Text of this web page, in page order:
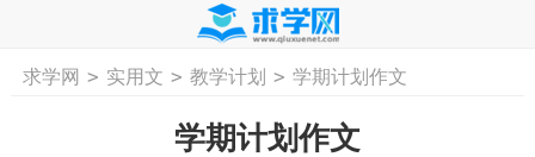
首页 工作计划 活动计划 学习计划
求学网 > 实用文 > 教学计划 > 学期计划作文
学期计划作文